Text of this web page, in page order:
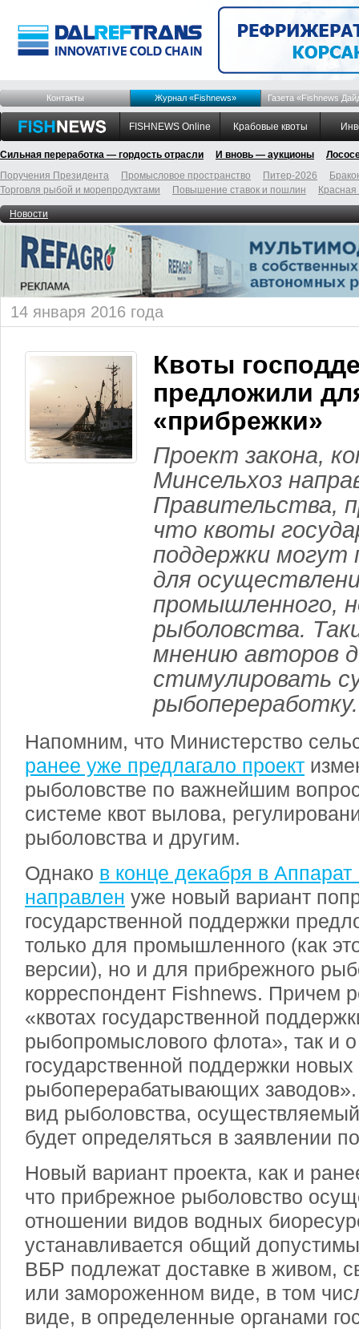
Контакты Журнал «Fishnews» Газета «Fishnews
FISHNEWS Online Крабовые квоты
Сильная переработка — гордость отрасли И вновь — аукционы
Поручения Президента
Промысловое пространство Питер-2026
Торговля рыбой и морепродуктами
Повышение ставок и пошлин
Новости
14 января 2016 года
Квоты
предложили
«прибрежки»
Проект закона,
Минсельхоз
Правительства,
что квоты
поддержки могут
для
промышленного,
рыболовства.
мнению авторов
стимулировать
рыбопереработку.
Напомним, что Министерство
ранее уже предлагало проект
рыболовстве по важнейшим
системе квот вылова,
рыболовства и другим.
Однако в конце декабря в
направлен уже новый вариант
государственной поддержки
только для промышленного (как
версии), но и для прибрежного
корреспондент Fishnews. Причем
«квотах государственной
рыбопромыслового флота», так и о
государственной поддержки новых
рыбоперерабатывающих заводов».
вид рыболовства,
будет определяться в заявлении
Новый вариант проекта, как и
что прибрежное рыболовство
отношении видов водных
устанавливается общий
ВБР подлежат доставке в живом,
или замороженном виде, в том
виде, в определенные органами